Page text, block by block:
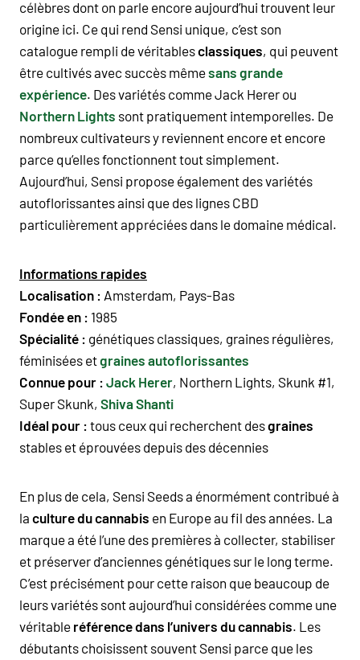
célèbres dont on parle encore aujourd’hui trouvent leur
origine ici. Ce qui rend Sensi unique, c’est son
catalogue rempli de véritablesclassiques, qui peuvent
être cultivés avec succès mêmesans grande
expérience. Des variétés comme Jack Herer ou
Northern Lights sont pratiquement intemporelles. De
nombreux cultivateurs y reviennent encore et encore
parce qu’elles fonctionnent tout simplement.
Aujourd’hui, Sensi propose également des variétés
autoflorissantes ainsi que des lignes CBD
particulièrement appréciées dans le domaine médical.
Informations rapides
Localisation : Amsterdam, Pays-Bas
Fondée en : 1985
Spécialité : génétiques classiques, graines régulières,
féminisées etgraines autoflorissantes
Connue pour : Jack Herer, Northern Lights, Skunk #1,
Super Skunk, Shiva Shanti
Idéal pour : tous ceux qui recherchent desgraines
stables et éprouvées depuis des décennies
En plus de cela, Sensi Seeds a énormément contribué à
la culture du cannabis en Europe au fil des années. La
marque a été l’une des premières à collecter, stabiliser
et préserver d’anciennes génétiques sur le long terme.
C’est précisément pour cette raison que beaucoup de
leurs variétés sont aujourd’hui considérées comme une
véritable référence dans l’univers du cannabis. Les
débutants choisissent souvent Sensi parce que les